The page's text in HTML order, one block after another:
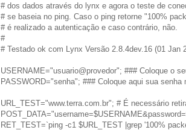
# dos dados através do lynx e agora o teste de
# se baseia no ping. Caso o ping retorne "100%
# é realizado a autenticação e caso contrário, não.
#
# Testado ok com Lynx Versão 2.8.4dev.16 (01 Jan
USERNAME="usuario@provedor"; ### Coloque o
PASSWORD="senha"; ### Coloque aqui sua senha
URL_TEST="www.terra.com.br"; # É necessário
RET_TEST=`ping -c1 $URL_TEST |grep '100%